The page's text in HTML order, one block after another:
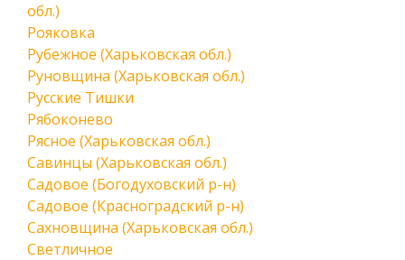
обл.)
Рояковка
Рубежное (Харьковская обл.)
Руновщина (Харьковская обл.)
Русские Тишки
Рябоконево
Рясное (Харьковская обл.)
Савинцы (Харьковская обл.)
Садовое (Богодуховский р-н)
Садовое (Красноградский р-н)
Сахновщина (Харьковская обл.)
Светличное